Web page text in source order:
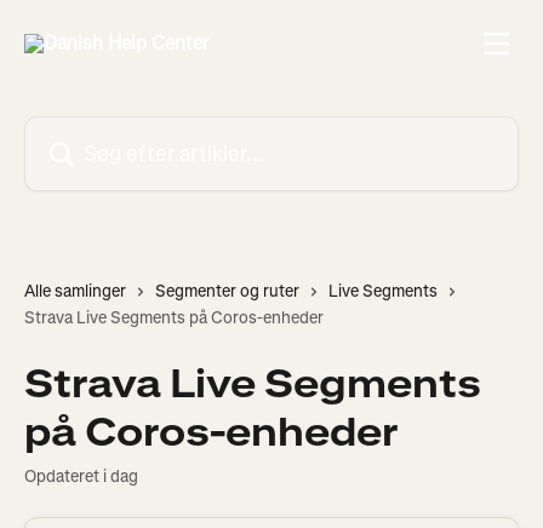
Alle samlinger Segmenter og ruter
Live Segments
Strava Live Segments på Coros-enheder
Strava Live Segments
på Coros-enheder
Opdateret i dag